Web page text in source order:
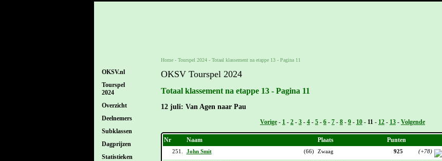
OKSV.nl
Tourspel
2024
Overzicht
Deelnemers
Subklassen
Dagprijzen
Statistieken
Home- Tourspel 2024- Totaal klassement na etappe 13 - Pagina 11
OKSV Tourspel 2024
Totaal klassement na etappe 13 - Pagina 11
12 juli: Van Agen naar Pau
Vorige - 1 - 2 - 3 - 4 - 5 - 6 - 7 - 8 - 9 - 10 - 11 - 12 - 13 - Volgende
Nr Naam Plaats Punten
251. John Smit (66) Zwaag 925 (+78)